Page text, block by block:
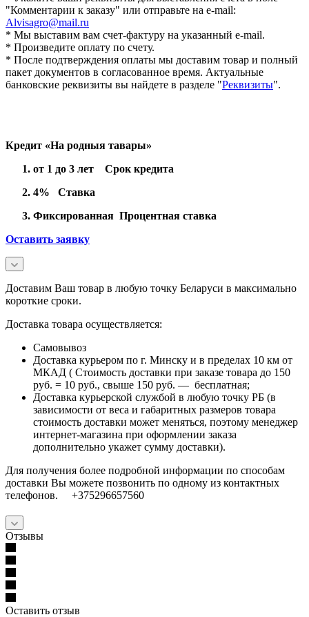
"Комментарии к заказу" или отправьте на e-mail:
Alvisagro@mail.ru
* Мы выставим вам счет-фактуру на указанный e-mail.
* Произведите оплату по счету.
* После подтверждения оплаты мы доставим товар и полный
пакет документов в согласованное время. Актуальные
банковские реквизиты вы найдете в разделе "Реквизиты".
Кредит «На родныя тавары»
от 1 до 3 лет Срок кредита
4% Ставка
Фиксированная Процентная ставка
Оставить заявку
Доставим Ваш товар в любую точку Беларуси в максимально
короткие сроки.
Доставка товара осуществляется:
Самовывоз
Доставка курьером по г. Минску и в пределах 10 км от
МКАД ( Стоимость доставки при заказе товара до 150
руб. = 10 руб., свыше 150 руб. — бесплатная;
Доставка курьерской службой в любую точку РБ (в
зависимости от веса и габаритных размеров товара
стоимость доставки может меняться, поэтому менеджер
интернет-магазина при оформлении заказа
дополнительно укажет сумму доставки).
Для получения более подробной информации по способам
доставки Вы можете позвонить по одному из контактных
телефонов. +375296657560
Отзывы
Оставить отзыв